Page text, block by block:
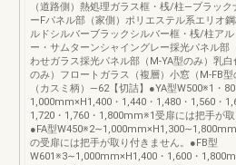
（道路側）熱処理ガラス框・桟/柱―ブラッ
ーFパネル部（家側）ポリエステル系エリオ
ルドシルバーブラックシルバー框・桟/柱ア
ー・サムターンシャイングレー採光パネル部
わせガラス採光パネル部（M-YA型のみ）乳
のみ）フロートガラス（複層）小窓（M-FB
（カスミ柄）―62【切詰】●YA型W500※1・
1,000mm×H1,400・1,440・1,480・1,560・
1,720・1,760・1,800mm※1受扉には把手が取
●FA型
の受扉には把手が取り付きません。●FB型
W601※3∼1,000mm×H1,400・1,600・